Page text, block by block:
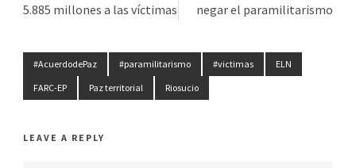
5.885 millones a las víctimas
negar el paramilitarismo
#AcuerdodePaz #paramilitarismo #victimas
ELN
FARC-EP
Paz territorial Riosucio
LEAVE A REPLY